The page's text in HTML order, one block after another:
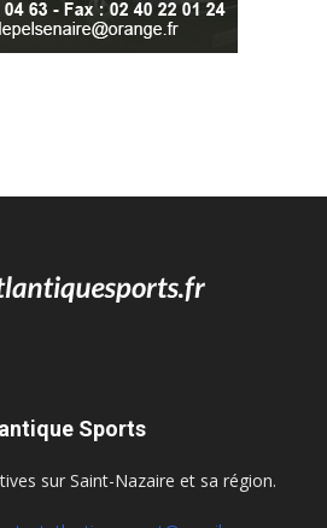
Sports
sur Saint-Nazaire et sa région.